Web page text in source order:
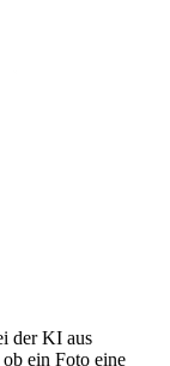
der KI aus
ein Foto eine